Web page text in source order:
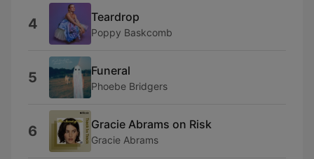
4 Teardrop
Poppy Baskcomb
5 Funeral
Phoebe Bridgers
6 Gracie Abrams on Risk
Gracie Abrams